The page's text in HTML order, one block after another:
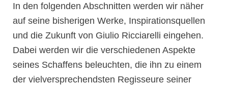
In den folgenden Abschnitten werden wir näher
auf seine bisherigen Werke, Inspirationsquellen
und die Zukunft von Giulio Ricciarelli eingehen.
Dabei werden wir die verschiedenen Aspekte
seines Schaffens beleuchten, die ihn zu einem
der vielversprechendsten Regisseure seiner